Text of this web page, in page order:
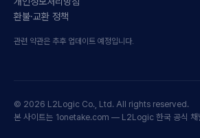
환불·교환 정책
관련 약관은 추후 업데이트 예정입니다.
© 2026 L2Logic Co., Ltd. All rights reserved.
본 사이트는 1onetake.com — L2Logic 한국 공식 채